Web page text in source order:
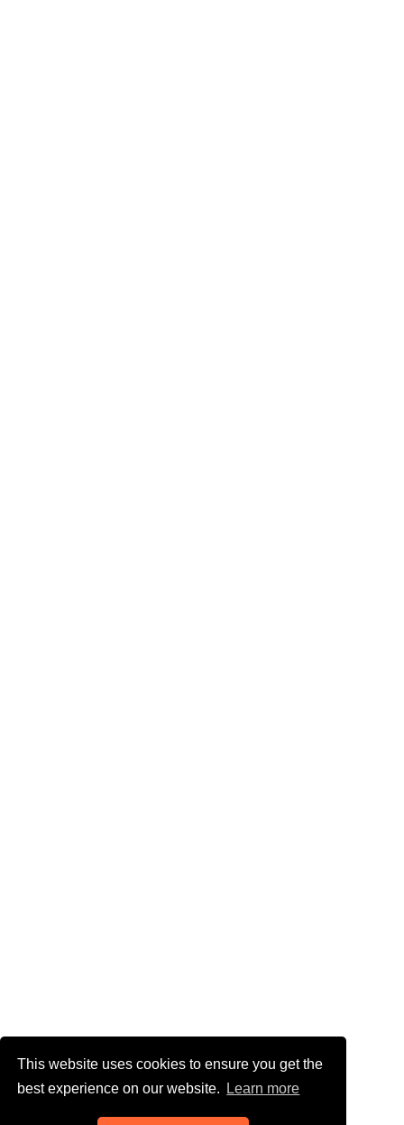
This website uses cookies to ensure you get the
best experience on our website.
Learn more